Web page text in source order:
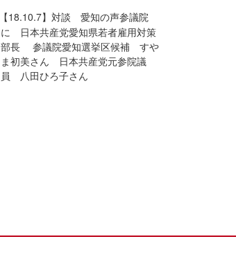
【18.10.7】対談 愛知の声参議院
に 日本共産党愛知県若者雇用対策
部長 参議院愛知選挙区候補 すや
ま初美さん 日本共産党元参院議
員 八田ひろ子さん